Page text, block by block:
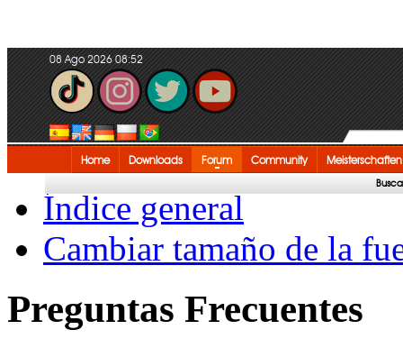
08 Ago 2026 08:52
Home Downloads Forum Community Meisterschaften
Índice general
Cambiar tamaño de la
Preguntas Frecuentes